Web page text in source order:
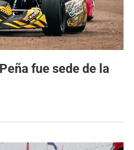
fue sede de la